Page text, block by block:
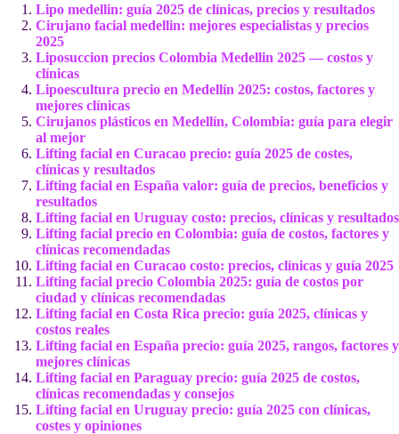
Lipo medellin: guía 2025 de clínicas, precios y resultados
Cirujano facial medellin: mejores especialistas y precios
2025
Liposuccion precios Colombia Medellin 2025 — costos y
clínicas
Lipoescultura precio en Medellín 2025: costos, factores y
mejores clínicas
Cirujanos plásticos en Medellín, Colombia: guía para elegir
al mejor
Lifting facial en Curacao precio: guía 2025 de costes,
clínicas y resultados
Lifting facial en España valor: guía de precios, beneficios y
resultados
Lifting facial en Uruguay costo: precios, clínicas y resultados
Lifting facial precio en Colombia: guía de costos, factores y
clínicas recomendadas
Lifting facial en Curacao costo: precios, clínicas y guía 2025
Lifting facial precio Colombia 2025: guía de costos por
ciudad y clínicas recomendadas
Lifting facial en Costa Rica precio: guía 2025, clínicas y
costos reales
Lifting facial en España precio: guía 2025, rangos, factores y
mejores clínicas
Lifting facial en Paraguay precio: guía 2025 de costos,
clínicas recomendadas y consejos
Lifting facial en Uruguay precio: guía 2025 con clínicas,
costes y opiniones